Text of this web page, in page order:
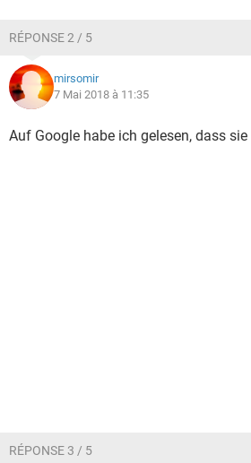
RÉPONSE 2 / 5
mirsomir
7 Mai 2018 à 11:35
Auf Google habe ich gelesen, dass
RÉPONSE 3 / 5